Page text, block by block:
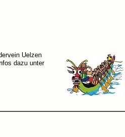
Uelzen
dazu unter